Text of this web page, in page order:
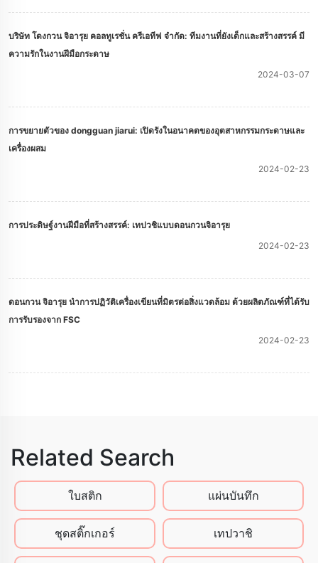
บริษัท โดงกวน จิอารุย คอลทูเรชั่น ครีเอทีฟ จํากัด: ทีมงานที่ยังเด็กและสร้างสรรค์ มี
ความรักในงานฝีมือกระดาษ
2024-03-07
การขยายตัวของ dongguan jiarui: เปิดรังในอนาคตของอุตสาหกรรมกระดาษและ
เครื่องผสม
2024-02-23
การประดิษฐ์งานฝีมือที่สร้างสรรค์: เทปวชิแบบดอนกวนจิอารุย
2024-02-23
ดอนกวน จิอารุย นําการปฏิวัติเครื่องเขียนที่มิตรต่อสิ่งแวดล้อม ด้วยผลิตภัณฑ์ที่ได้รับ
การรับรองจาก FSC
2024-02-23
Related Search
ใบสติก แผ่นบันทึก
ชุดสติ๊กเกอร์ เทปวาชิ